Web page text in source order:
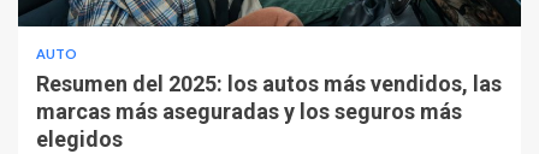
AUTO
Resumen del 2025: los autos más vendidos, las
marcas más aseguradas y los seguros más
elegidos